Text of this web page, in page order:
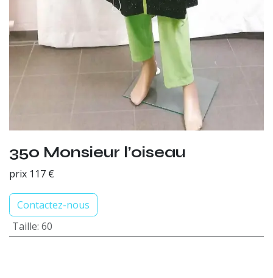
350 Monsieur l’oiseau
prix 117 €
Contactez-nous
Taille: 60